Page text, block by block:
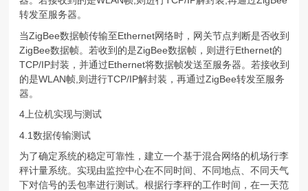
转发至服务器。
当ZigBee数据帧传输至Ethernet网络时，网关节点判断是否收到
ZigBee数据帧。若收到的是ZigBee数据帧，则进行Ethernet的
TCP/IP封装，并通过Ethernet将数据帧发送至服务器。若接收到
的是WLAN帧,则进行TCP/IP解封装，再通过ZigBee转发至服务
器。
4上位机实现与测试
4.1数据传输测试
为了确定系统的稳定可靠性，建立一个基于混合网络的机场行李
秤计量系统。实现由监控中心在不同时间、不同地点、不同天气
下对信号的丢包率进行测试。根据行李秤的工作时间，在一天范